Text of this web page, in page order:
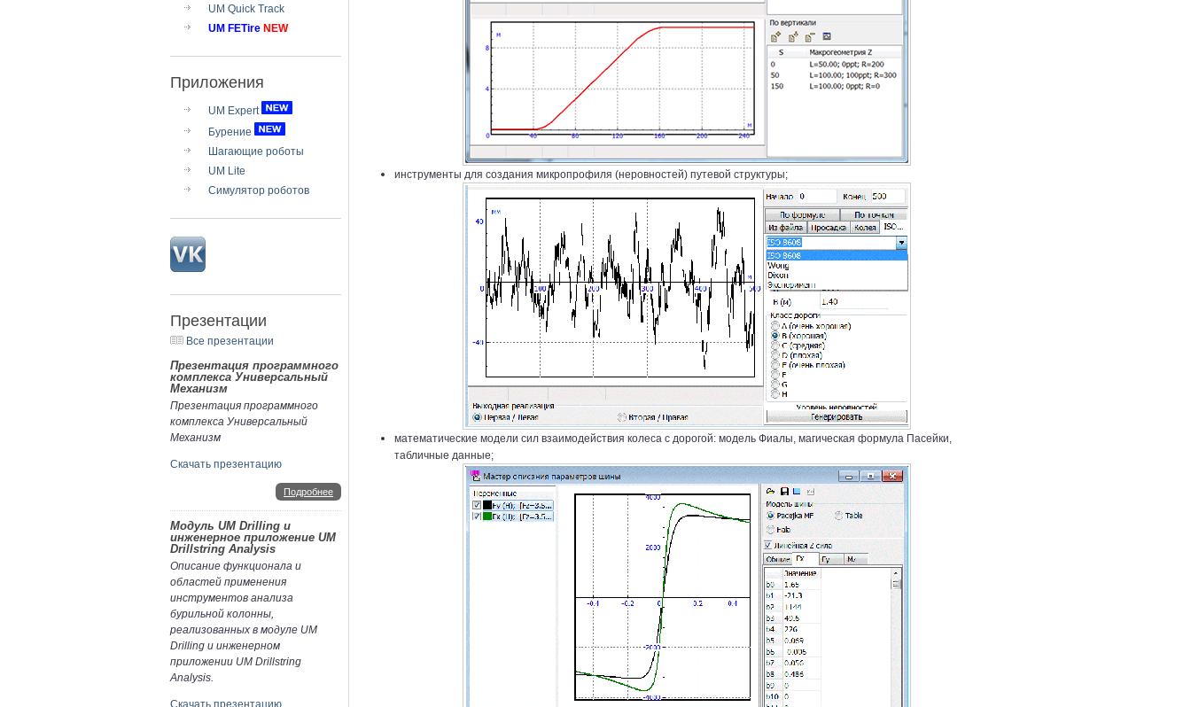
UM Quick Track
UM FETire NEW
Приложения
UM Expert
Бурение
Шагающие роботы
UM Lite
Симулятор роботов
Презентации
Все презентации
Презентация программного
комплекса Универсальный
Механизм
Презентация программного
комплекса Универсальный
Механизм
Скачать презентацию
Подробнее
Модуль UM Drilling и
инженерное приложение UM
Drillstring Analysis
Описание функционала и
областей применения
инструментов анализа
бурильной колонны,
реализованных в модуле UM
Drilling и инженерном
приложении UM Drillstring
Analysis.
инструменты для создания микропрофиля (неровностей) путевой структуры;
математические модели сил взаимодействия колеса с дорогой: модель Фиалы, магическая формула Пасейки,
табличные данные;